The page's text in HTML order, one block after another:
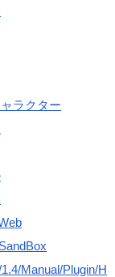
ラクター
Manual/Plugin/H